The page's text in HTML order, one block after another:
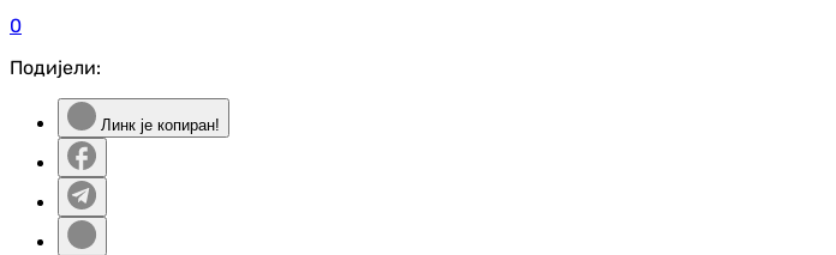
0
Подијели:
Линк је копиран!